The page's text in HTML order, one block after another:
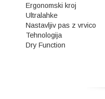
Ergonomski kroj
Ultralahke
Nastavljiv pas z vrvico
Tehnologija
Dry Function